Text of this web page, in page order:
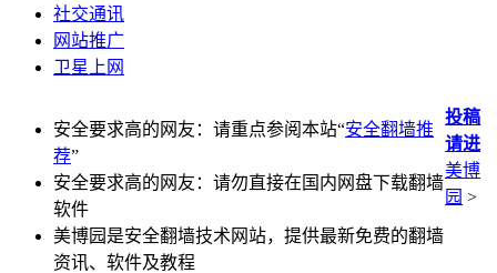
社交通讯
网站推广
卫星上网
安全要求高的网友：请重点参阅本站“安全翻墙推
荐”
安全要求高的网友：请勿直接在国内网盘下载翻墙
软件
美博园是安全翻墙技术网站，提供最新免费的翻墙
资讯、软件及教程
投稿
请进
美博
园 >